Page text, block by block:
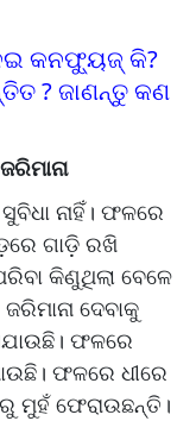
କନଫ୍ୟୁଜ୍ କି?
? ଜାଣନ୍ତୁ କଣ
ସୁବିଧା ନାହିଁ। ଫଳରେ
ଗାଡ଼ି ରଖି
କିଣୁଥିଲା ବେଳେ
ଦେବାକୁ
ଫଳରେ
ଫଳରେ ଧୀରେ
ମୁହଁ ଫେରାଉଛନ୍ତି।